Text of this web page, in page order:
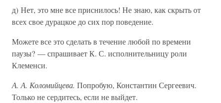
д) Нет, это мне все приснилось! Не знаю, как скрыть от
всех свое дурацкое до сих пор поведение.
Можете все это сделать в течение любой по времени
паузы? — спрашивает К. С. исполнительницу роли
Клеменси.
А. А. Коломийцева. Попробую, Константин Сергеевич.
Только не сердитесь, если не выйдет.